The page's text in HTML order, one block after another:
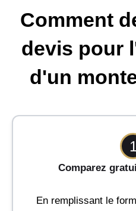
Comment
devis pour
d'un
Comparez
En remplissant le